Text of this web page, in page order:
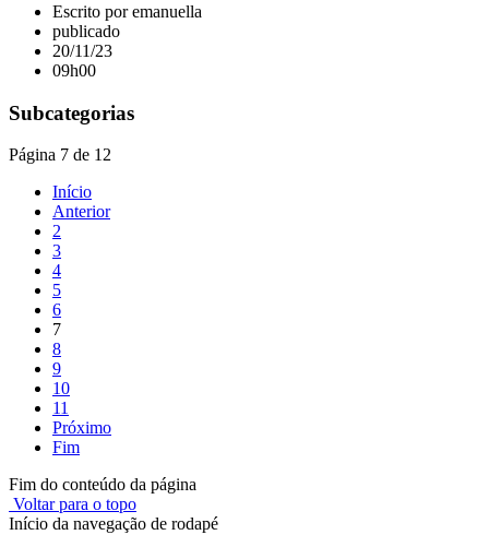
Escrito por emanuella
publicado
20/11/23
09h00
Subcategorias
Página 7 de 12
Início
Anterior
2
3
4
5
6
7
8
9
10
11
Próximo
Fim
Fim do conteúdo da página
Voltar para o topo
Início da navegação de rodapé